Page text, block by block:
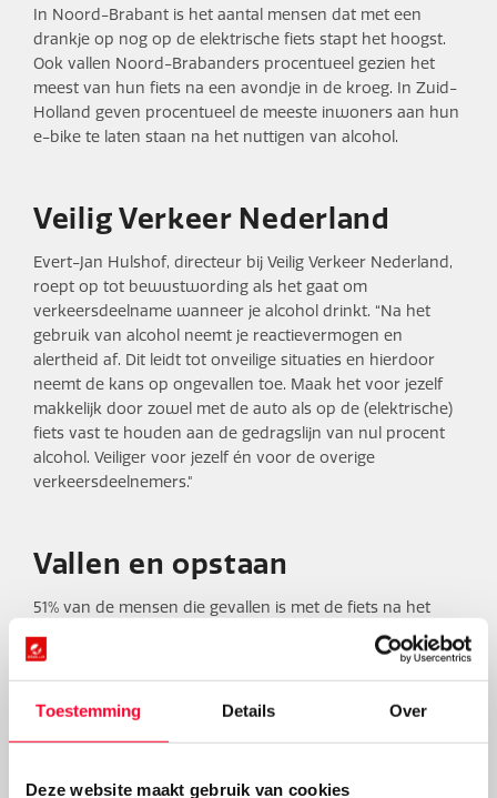
Toestemming Details Over
Deze website maakt gebruik van cookies
In Noord-Brabant is het aantal mensen dat met een
drankje op nog op de elektrische fiets stapt het hoogst.
Ook vallen Noord-Brabanders procentueel gezien het
meest van hun fiets na een avondje in de kroeg. In Zuid-
Holland geven procentueel de meeste inwoners aan hun
e-bike te laten staan na het nuttigen van alcohol.
Veilig Verkeer Nederland
Evert-Jan Hulshof, directeur bij Veilig Verkeer Nederland,
roept op tot bewustwording als het gaat om
verkeersdeelname wanneer je alcohol drinkt. “Na het
gebruik van alcohol neemt je reactievermogen en
alertheid af. Dit leidt tot onveilige situaties en hierdoor
neemt de kans op ongevallen toe. Maak het voor jezelf
makkelijk door zowel met de auto als op de (elektrische)
fiets vast te houden aan de gedragslijn van nul procent
alcohol. Veiliger voor jezelf én voor de overige
verkeersdeelnemers."
Vallen en opstaan
51% van de mensen die gevallen is met de fiets na het
nuttigen van alcohol, had lichte verwondingen. 14% zelfs
ernstige verwondingen en 34% geen verwondingen. 48%
van de ‘vallers’ moest zelfs naar de eerste hulp of
huisartsenpost.
Onderzoeksresultaten: